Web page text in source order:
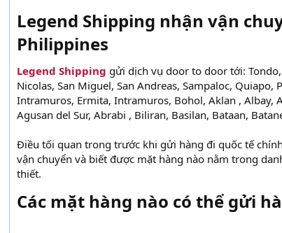
Legend Shipping nhận vận
Philippines​
Legend Shipping gửi dịch vụ door to door tới: Tondo,
Nicolas, San Miguel, San Andreas, Sampaloc, Quiapo,
Intramuros, Ermita, Intramuros, Bohol, Aklan , Albay,
Agusan del Sur, Abrabi , Biliran, Basilan, Bataan,
Điều tối quan trong trước khi gửi hàng đi quốc tế
vận chuyển và biết được mặt hàng nào nằm trong
thiết.
Các mặt hàng nào có thể gửi